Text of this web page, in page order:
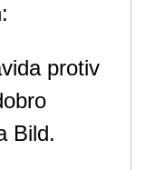
protiv
Bild.